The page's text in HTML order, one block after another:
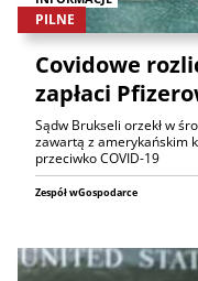
PILNE
Covidowe
zapłaci
Sądw Brukseli orzekł w
zawartą z amerykańskim
przeciwko COVID-19
Zespół wGospodarce